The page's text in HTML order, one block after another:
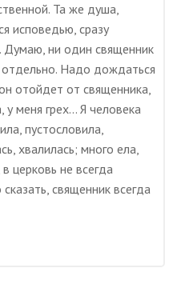
Та же душа,
исповедью, сразу
Думаю, ни один священник
Надо дождаться
отойдет от священника,
меня грех... Я человека
пустословила,
хвалилась; много ела,
церковь не всегда
священник всегда